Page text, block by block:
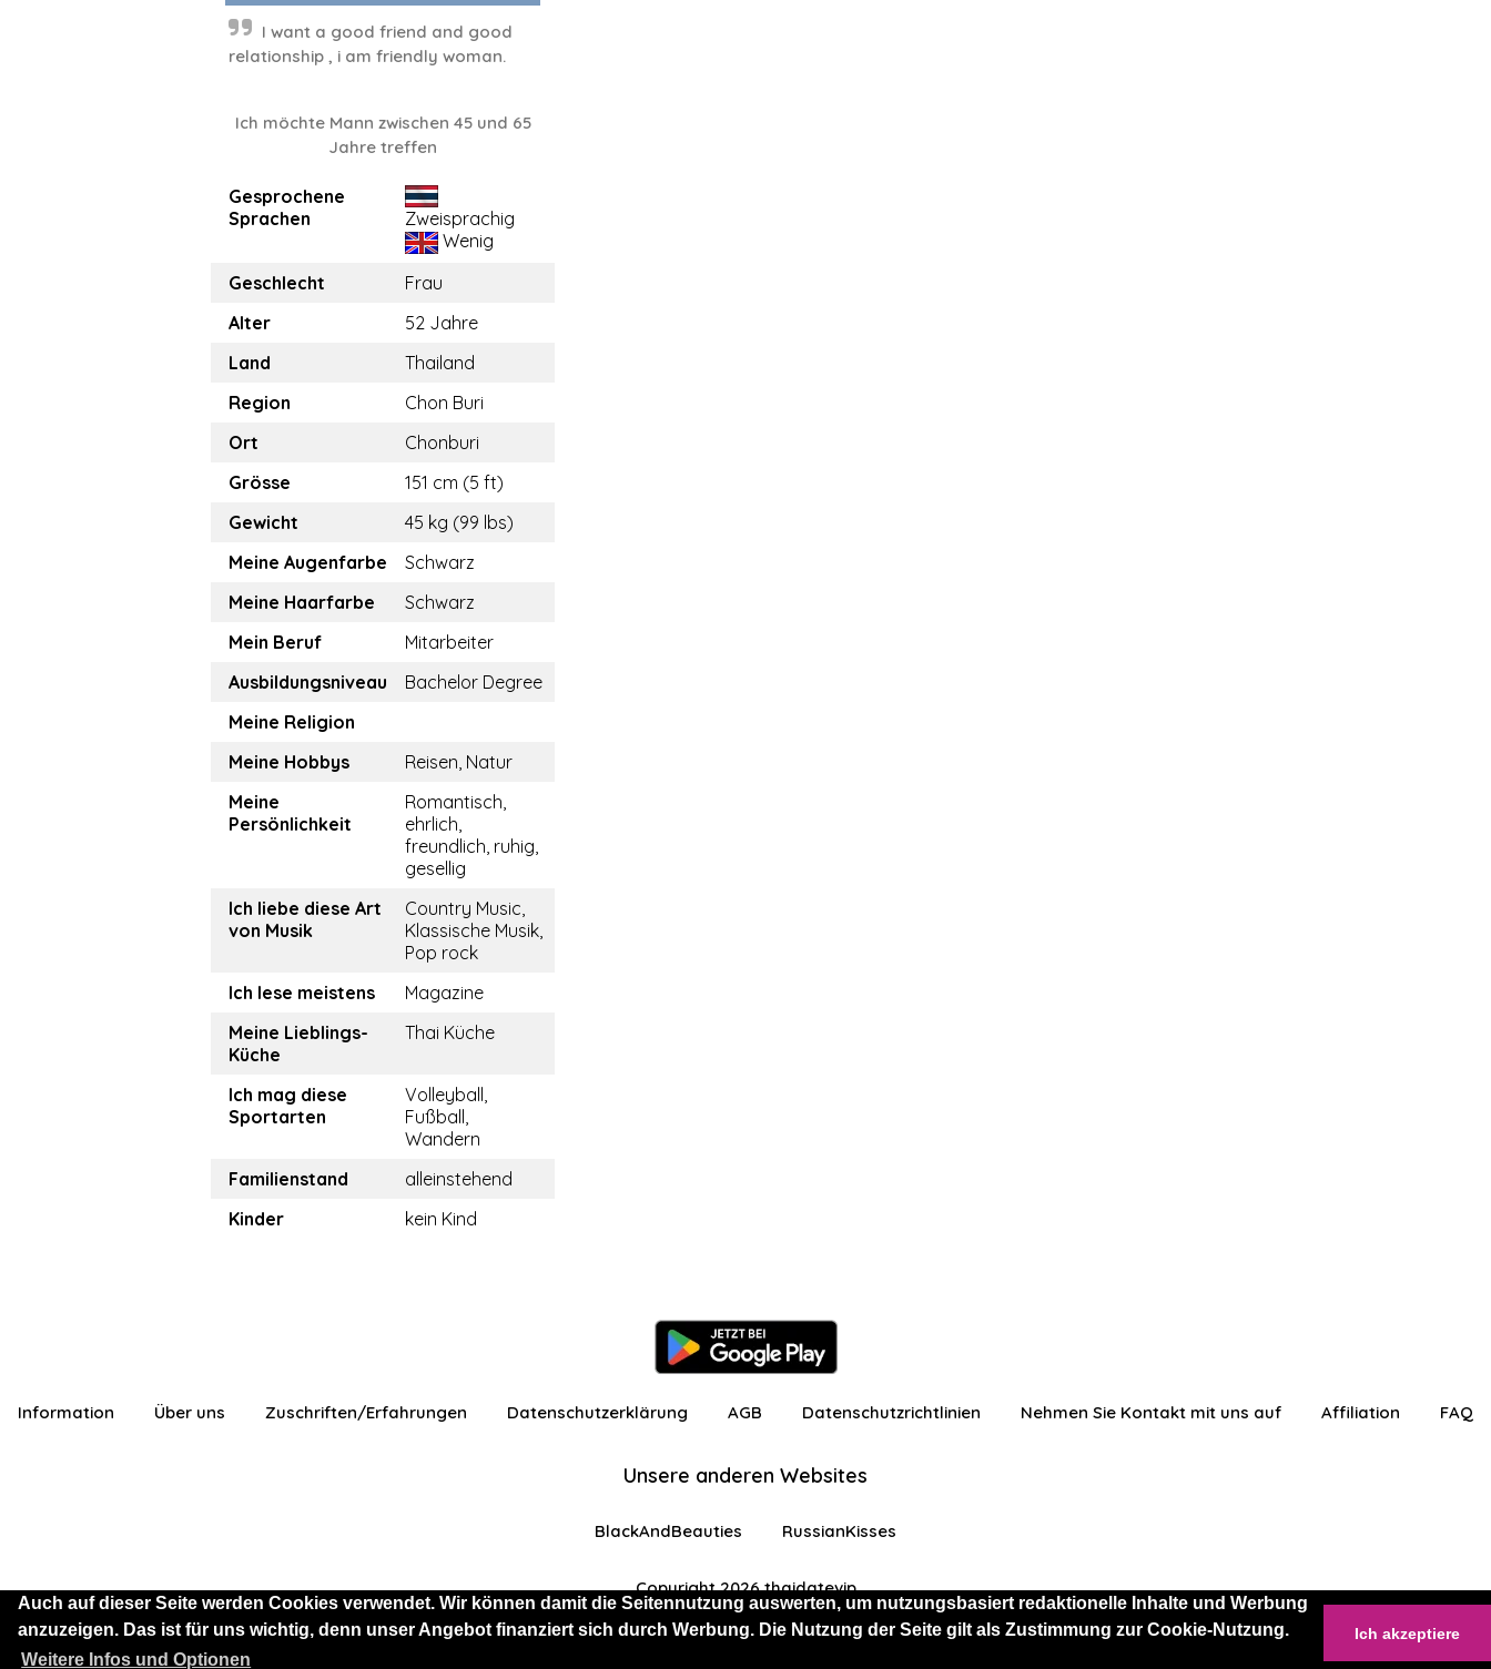
Auch auf dieser Seite werden Cookies verwendet. Wir können damit die Seitennutzung auswerten, um nutzungsbasiert redaktionelle Inhalte und Werbung
anzuzeigen. Das ist für uns wichtig, denn unser Angebot finanziert sich durch Werbung. Die Nutzung der Seite gilt als Zustimmung zur Cookie-Nutzung.
Weitere Infos und Optionen
Ich akzeptiere
Sie sind als Besucher mit eingeschränkten Funktionen angemeldet Kostenlos anmelden Einloggen
I want a good friend and good
relationship , i am friendly woman.
Ich möchte Mann zwischen 45 und 65
Jahre treffen
Gesprochene
Sprachen
Zweisprachig
Wenig
Geschlecht
Frau
Alter
52 Jahre
Land
Thailand
Region
Chon Buri
Ort
Chonburi
Grösse
151 cm (5 ft)
Gewicht
45 kg (99 lbs)
Meine Augenfarbe
Schwarz
Meine Haarfarbe
Schwarz
Mein Beruf
Mitarbeiter
Ausbildungsniveau
Bachelor Degree
Meine Religion
Meine Hobbys
Reisen, Natur
Meine
Persönlichkeit
Romantisch,
ehrlich,
freundlich, ruhig,
gesellig
Ich liebe diese Art
von Musik
Country Music,
Klassische Musik,
Pop rock
Ich lese meistens
Magazine
Meine Lieblings-
Küche
Thai Küche
Ich mag diese
Sportarten
Volleyball,
Fußball,
Wandern
Familienstand
alleinstehend
Kinder
kein Kind
Information Über uns Zuschriften/Erfahrungen Datenschutzerklärung AGB Datenschutzrichtlinien Nehmen Sie Kontakt mit uns auf Affiliation FAQ
Unsere anderen Websites
BlackAndBeauties RussianKisses
Copyright 2026 thaidatevip